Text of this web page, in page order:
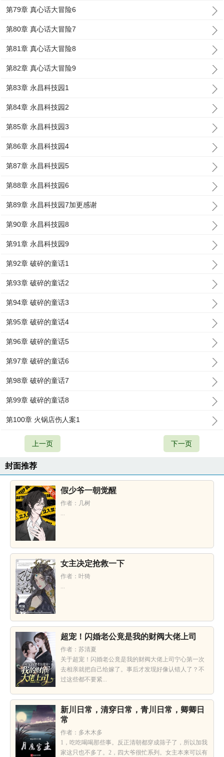
第79章 真心话大冒险6
第80章 真心话大冒险7
第81章 真心话大冒险8
第82章 真心话大冒险9
第83章 永昌科技园1
第84章 永昌科技园2
第85章 永昌科技园3
第86章 永昌科技园4
第87章 永昌科技园5
第88章 永昌科技园6
第89章 永昌科技园7加更感谢
第90章 永昌科技园8
第91章 永昌科技园9
第92章 破碎的童话1
第93章 破碎的童话2
第94章 破碎的童话3
第95章 破碎的童话4
第96章 破碎的童话5
第97章 破碎的童话6
第98章 破碎的童话7
第99章 破碎的童话8
第100章 火锅店伤人案1
上一页 下一页
封面推荐
假少爷一朝觉醒
作者：几树
...
女主决定抢救一下
作者：叶猗
...
超宠！闪婚老公竟是我的财阀大佬上司
作者：苏清夏
关于超宠！闪婚老公竟是我的财阀大佬上司宁心第一次
去相亲就把自己给嫁了。事后才发现好像认错人了？不
过这些都不要紧...
新川日常，清穿日常，青川日常，卿卿日
常
作者：多木木多
1，吃吃喝喝那些事。反正清朝都穿成筛子了，所以加我
家这只也不多了。2，四大爷很忙系列。女主本来可以有